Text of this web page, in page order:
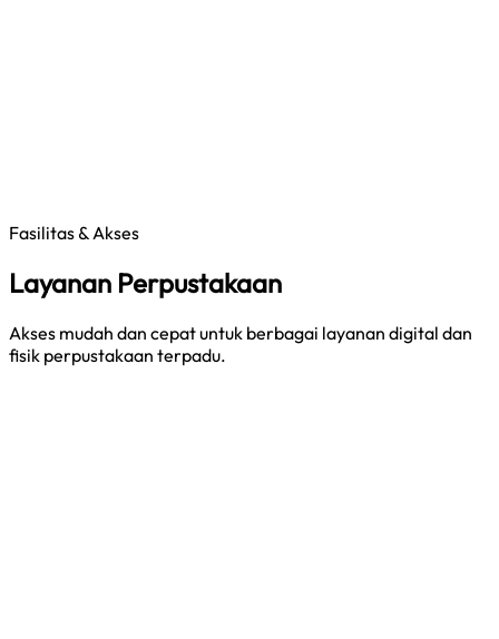
Fasilitas & Akses
Layanan Perpustakaan
Akses mudah dan cepat untuk berbagai layanan digital dan
fisik perpustakaan terpadu.